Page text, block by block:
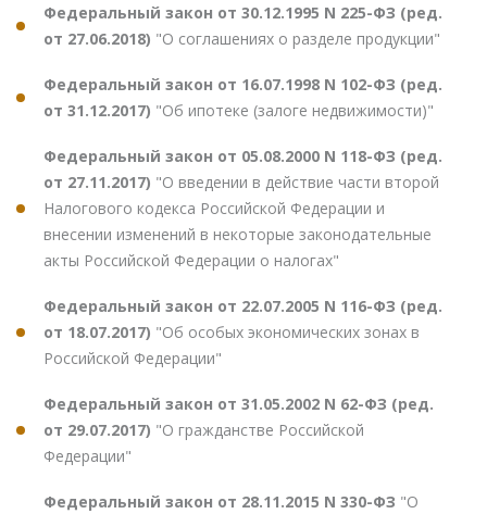
Федеральный закон от 30.12.1995 N 225-ФЗ (ред.
от 27.06.2018) "О соглашениях о разделе продукции"
Федеральный закон от 16.07.1998 N 102-ФЗ (ред.
от 31.12.2017) "Об ипотеке (залоге недвижимости)"
Федеральный закон от 05.08.2000 N 118-ФЗ (ред.
от 27.11.2017) "О введении в действие части второй
Налогового кодекса Российской Федерации и
внесении изменений в некоторые законодательные
акты Российской Федерации о налогах"
Федеральный закон от 22.07.2005 N 116-ФЗ (ред.
от 18.07.2017) "Об особых экономических зонах в
Российской Федерации"
Федеральный закон от 31.05.2002 N 62-ФЗ (ред.
от 29.07.2017) "О гражданстве Российской
Федерации"
Федеральный закон от 28.11.2015 N 330-ФЗ "О